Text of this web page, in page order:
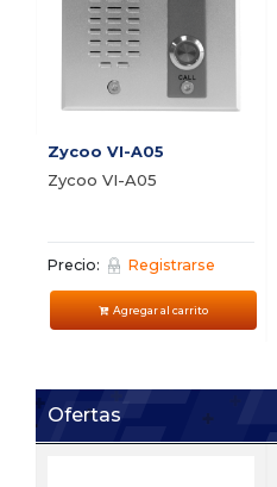
Zycoo VI-A05
Zycoo VI-A05
Precio: Registrarse
Agregar al carrito
Ofertas